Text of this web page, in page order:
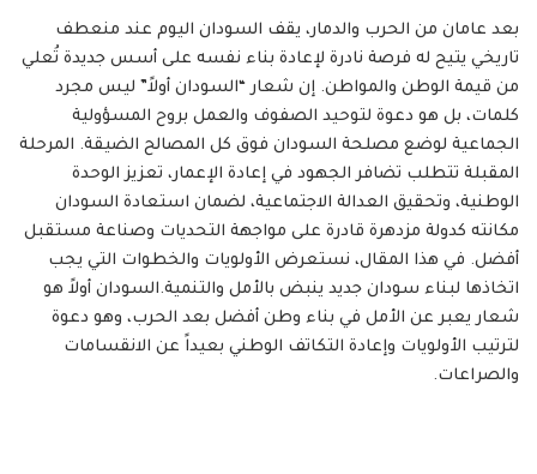
بعد عامان من الحرب والدمار، يقف السودان اليوم عند منعطف
تاريخي يتيح له فرصة نادرة لإعادة بناء نفسه على أسس جديدة تُعلي
من قيمة الوطن والمواطن. إن شعار “السودان أولاً” ليس مجرد
كلمات، بل هو دعوة لتوحيد الصفوف والعمل بروح المسؤولية
الجماعية لوضع مصلحة السودان فوق كل المصالح الضيقة. المرحلة
المقبلة تتطلب تضافر الجهود في إعادة الإعمار، تعزيز الوحدة
الوطنية، وتحقيق العدالة الاجتماعية، لضمان استعادة السودان
مكانته كدولة مزدهرة قادرة على مواجهة التحديات وصناعة مستقبل
أفضل. في هذا المقال، نستعرض الأولويات والخطوات التي يجب
اتخاذها لبناء سودان جديد ينبض بالأمل والتنمية.السودان أولاً هو
شعار يعبر عن الأمل في بناء وطن أفضل بعد الحرب، وهو دعوة
لترتيب الأولويات وإعادة التكاتف الوطني بعيداً عن الانقسامات
والصراعات.